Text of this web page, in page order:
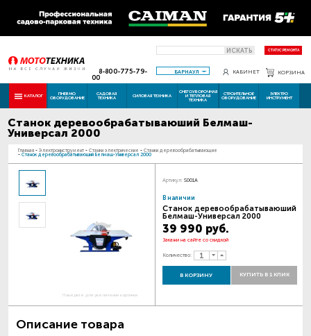
ИСКАТЬ СТАТУС РЕМОНТА
8-800-775-79-
00
БАРНАУЛ КАБИНЕТ КОРЗИНА
КАТАЛОГ ПНЕВМО
ОБОРУДОВАНИЕ
САДОВАЯ
ТЕХНИКА СИЛОВАЯ ТЕХНИКА
СНЕГОУБОРОЧНАЯ
И ТЕПЛОВАЯ
ТЕХНИКА
СТРОИТЕЛЬНОЕ
ОБОРУДОВАНИЕ
ЭЛЕКТРО
ИНСТРУМЕНТ
Станок деревообрабатываюший Белмаш-
Универсал 2000
Главная - Электроинструмент - Станки электрические - Станки деревообрабатывающие
- Станок деревообрабатываюший Белмаш-Универсал 2000
Наведите для увеличения картинки
Артикул: S001A
В наличии
Станок деревообрабатываюший
Белмаш-Универсал 2000
39 990 руб.
Закажи на сайте со скидкой
Количество:
В КОРЗИНУ КУПИТЬ В 1 КЛИК
Описание товара